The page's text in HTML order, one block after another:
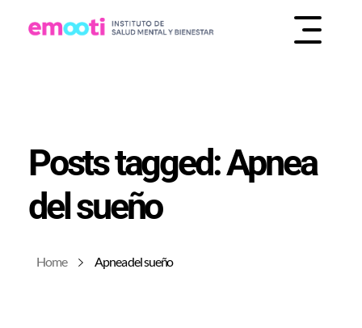
Home Apnea del sueño
Posts tagged: Apnea
del sueño